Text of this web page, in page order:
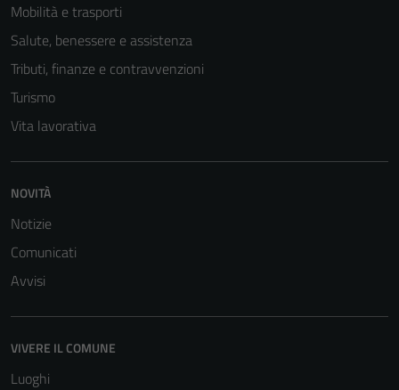
Mobilità e trasporti
Salute, benessere e assistenza
Tributi, finanze e contravvenzioni
Turismo
Vita lavorativa
NOVITÀ
Notizie
Comunicati
Avvisi
VIVERE IL COMUNE
Luoghi